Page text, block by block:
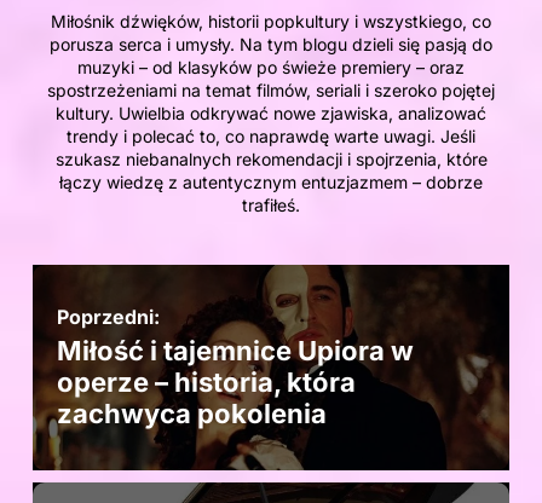
Miłośnik dźwięków, historii popkultury i wszystkiego, co
porusza serca i umysły. Na tym blogu dzieli się pasją do
muzyki – od klasyków po świeże premiery – oraz
spostrzeżeniami na temat filmów, seriali i szeroko pojętej
kultury. Uwielbia odkrywać nowe zjawiska, analizować
trendy i polecać to, co naprawdę warte uwagi. Jeśli
szukasz niebanalnych rekomendacji i spojrzenia, które
łączy wiedzę z autentycznym entuzjazmem – dobrze
trafiłeś.
Poprzedni:
Miłość i tajemnice Upiora w
operze – historia, która
zachwyca pokolenia